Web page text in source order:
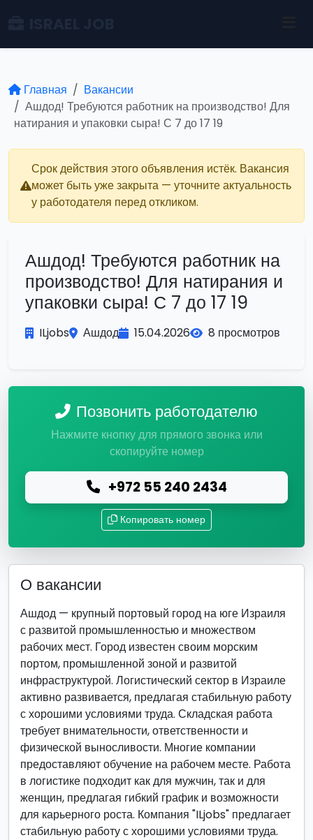
Главная
Вакансии
Ашдод! Требуются работник на производство! Для
натирания и упаковки сыра! С 7 до 17 19
Срок действия этого объявления истёк. Вакансия
может быть уже закрыта — уточните актуальность
у работодателя перед откликом.
Ашдод! Требуются работник на
производство! Для натирания и
упаковки сыра! С 7 до 17 19
ILjobs Ашдод 15.04.2026 8 просмотров
Позвонить работодателю
Нажмите кнопку для прямого звонка или
скопируйте номер
+972 55 240 2434
Копировать номер
О вакансии
Ашдод — крупный портовый город на юге Израиля
с развитой промышленностью и множеством
рабочих мест. Город известен своим морским
портом, промышленной зоной и развитой
инфраструктурой. Логистический сектор в Израиле
активно развивается, предлагая стабильную работу
с хорошими условиями труда. Складская работа
требует внимательности, ответственности и
физической выносливости. Многие компании
предоставляют обучение на рабочем месте. Работа
в логистике подходит как для мужчин, так и для
женщин, предлагая гибкий график и возможности
для карьерного роста. Компания "ILjobs" предлагает
стабильную работу с хорошими условиями труда.